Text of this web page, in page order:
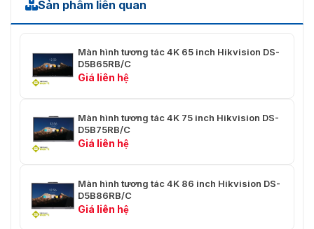
Sản phẩm liên quan
Màn hình tương tác 4K 65 inch Hikvision DS-
D5B65RB/C
Giá liên hệ
Màn hình tương tác 4K 75 inch Hikvision DS-
D5B75RB/C
Giá liên hệ
Màn hình tương tác 4K 86 inch Hikvision DS-
D5B86RB/C
Giá liên hệ